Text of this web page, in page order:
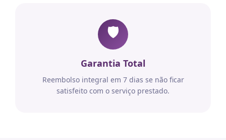
🛡️
Garantia Total
Reembolso integral em 7 dias se não ficar
satisfeito com o serviço prestado.